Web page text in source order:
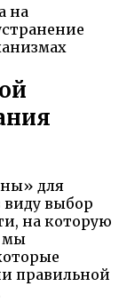
на
для
выбор
на которую
мы
правильной